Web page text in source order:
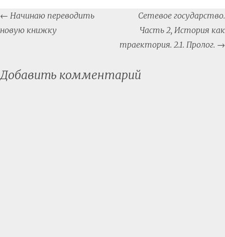
Post
navigation
← Начинаю переводить
новую книжку
Сетевое государство.
Часть 2, История как
траектория. 2.1. Пролог. →
Добавить комментарий